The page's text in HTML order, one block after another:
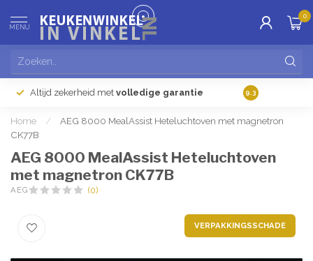
MENU
0
Altijd zekerheid met volledige garantie Gratis
9.3
Home /
AEG 8000 MealAssist Heteluchtoven met magnetron
CK77B
AEG 8000 MealAssist Heteluchtoven
met magnetron CK77B
AEG (0)
VERPAKKINGSSCHADE